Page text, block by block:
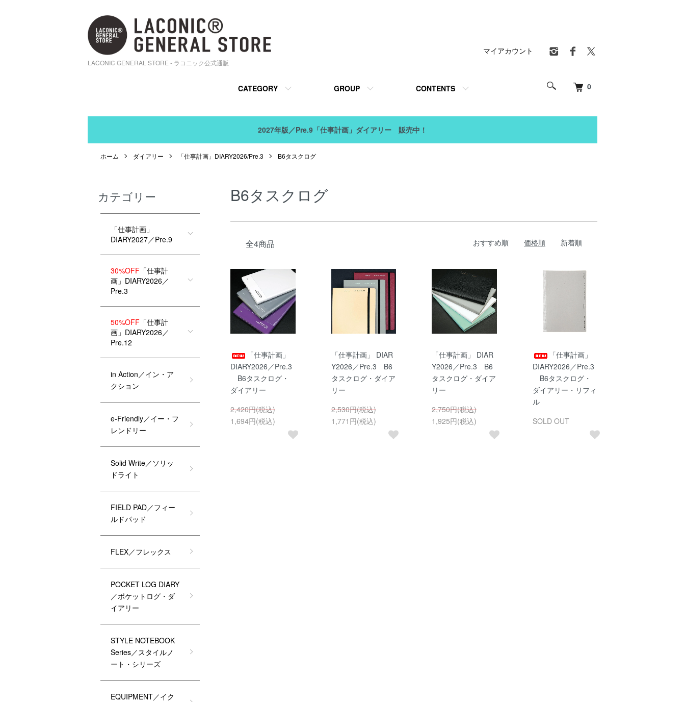
LACONIC GENERAL STORE - ラコニック公式通販
0
CATEGORY GROUP CONTENTS
マイアカウント
2027年版／Pre.9「仕事計画」ダイアリー 販売中！
ホーム ダイアリー 「仕事計画」DIARY2026/Pre.3 B6タスクログ
B6タスクログ
全4商品 おすすめ順 価格順 新着順
「仕事計画」
DIARY2026／Pre.3
B6タスクログ・
ダイアリー
2,420円(税込)
1,694円(税込)
「仕事計画」 DIAR
Y2026／Pre.3 B6
タスクログ・ダイア
リー
2,530円(税込)
1,771円(税込)
「仕事計画」 DIAR
Y2026／Pre.3 B6
タスクログ・ダイア
リー
2,750円(税込)
1,925円(税込)
「仕事計画」
DIARY2026／Pre.3
B6タスクログ・
ダイアリー・リフィ
ル
SOLD OUT
カテゴリー
「仕事計画」
DIARY2027／Pre.9
30%OFF 「仕事計
画」DIARY2026／
Pre.3
50%OFF 「仕事計
画」DIARY2026／
Pre.12
in Action／イン・ア
クション
e-Friendly／イー・フ
レンドリー
Solid Write／ソリッ
ドライト
FIELD PAD／フィー
ルドパッド
FLEX／フレックス
POCKET LOG DIARY
／ポケットログ・ダ
イアリー
STYLE NOTEBOOK
Series／スタイルノ
ート・シリーズ
EQUIPMENT／イク